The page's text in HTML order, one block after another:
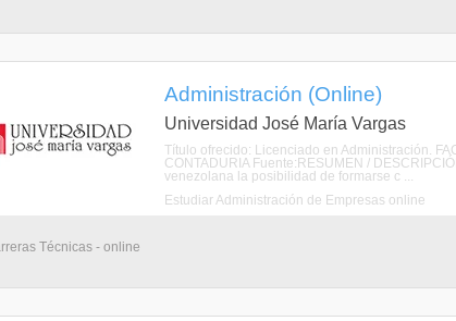
Administración (Online)
Universidad José María Vargas
Título ofrecido: Licenciado en Administración.
CONTADURIA Fuente:RESUMEN /
venezolana la posibilidad de formarse c ...
Estudiar Administración de Empresas online
Técnicas - online